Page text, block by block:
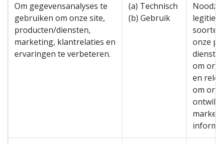
Om gegevensanalyses te
gebruiken om onze site,
producten/diensten,
marketing, klantrelaties en
ervaringen te verbeteren.
(a) Technisch
(b) Gebruik
onze
om
en
om